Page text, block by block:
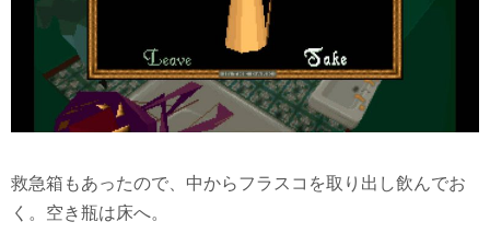
救急箱もあったので、中からフラスコを取り出し飲んでお
く。空き瓶は床へ。